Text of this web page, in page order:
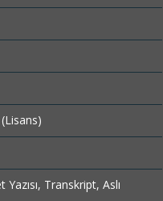
Transkript, Aslı